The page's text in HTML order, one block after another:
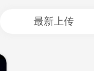
最新上传